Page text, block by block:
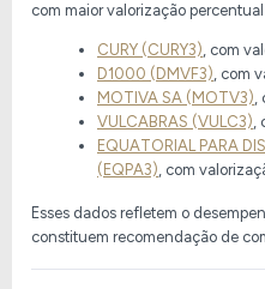
com maior valorização percentual
CURY (CURY3), com
D1000 (DMVF3), com
MOTIVA SA (MOTV3),
VULCABRAS (VULC3),
EQUATORIAL PARA
(EQPA3), com
Esses dados refletem o
constituem recomendação de